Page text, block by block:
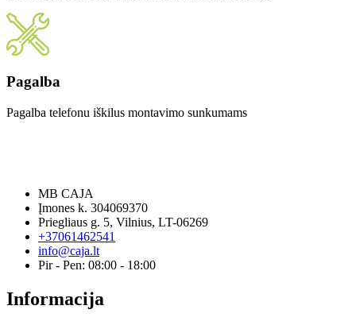
Pagalba
Pagalba telefonu iškilus montavimo sunkumams
MB CAJA
Įmones k. 304069370
Priegliaus g. 5, Vilnius, LT-06269
+37061462541
info@caja.lt
Pir - Pen: 08:00 - 18:00
Informacija